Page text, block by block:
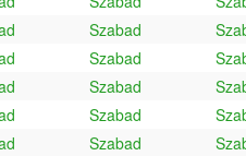
Szabad
Szabad
Szabad
Szabad
Szabad